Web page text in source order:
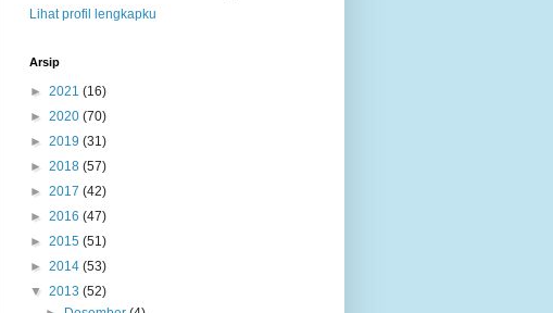
Lihat profil lengkapku
Arsip
► 2021 (16)
► 2020 (70)
► 2019 (31)
► 2018 (57)
► 2017 (42)
► 2016 (47)
► 2015 (51)
► 2014 (53)
▼ 2013 (52)